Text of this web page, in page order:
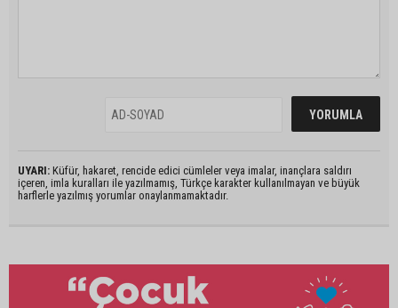
UYARI: Küfür, hakaret, rencide edici cümleler veya imalar, inançlara saldırı
içeren, imla kuralları ile yazılmamış, Türkçe karakter kullanılmayan ve büyük
harflerle yazılmış yorumlar onaylanmamaktadır.